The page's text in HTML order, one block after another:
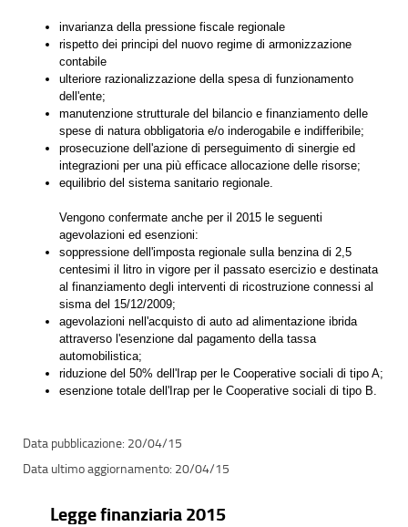
invarianza della pressione fiscale regionale
rispetto dei principi del nuovo regime di armonizzazione
contabile
ulteriore razionalizzazione della spesa di funzionamento
dell'ente;
manutenzione strutturale del bilancio e finanziamento delle
spese di natura obbligatoria e/o inderogabile e indifferibile;
prosecuzione dell'azione di perseguimento di sinergie ed
integrazioni per una più efficace allocazione delle risorse;
equilibrio del sistema sanitario regionale.
Vengono confermate anche per il 2015 le seguenti
agevolazioni ed esenzioni:
soppressione dell'imposta regionale sulla benzina di 2,5
centesimi il litro in vigore per il passato esercizio e destinata
al finanziamento degli interventi di ricostruzione connessi al
sisma del 15/12/2009;
agevolazioni nell'acquisto di auto ad alimentazione ibrida
attraverso l'esenzione dal pagamento della tassa
automobilistica;
riduzione del 50% dell'Irap per le Cooperative sociali di tipo A;
esenzione totale dell'Irap per le Cooperative sociali di tipo B.
20/04/15
20/04/15
Legge finanziaria 2015